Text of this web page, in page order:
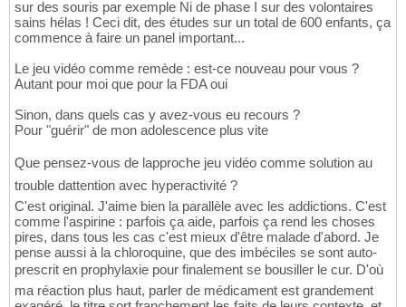
sur des souris par exemple Ni de phase I sur des volontaires
sains hélas ! Ceci dit, des études sur un total de 600 enfants, ça
commence à faire un panel important...
Le jeu vidéo comme remède : est-ce nouveau pour vous ?
Autant pour moi que pour la FDA oui
Sinon, dans quels cas y avez-vous eu recours ?
Pour "guérir" de mon adolescence plus vite
Que pensez-vous de lapproche jeu vidéo comme solution au
trouble dattention avec hyperactivité ?
C'est original. J'aime bien la parallèle avec les addictions. C'est
comme l'aspirine : parfois ça aide, parfois ça rend les choses
pires, dans tous les cas c'est mieux d'être malade d'abord. Je
pense aussi à la chloroquine, que des imbéciles se sont auto-
prescrit en prophylaxie pour finalement se bousiller le cur. D'où
ma réaction plus haut, parler de médicament est grandement